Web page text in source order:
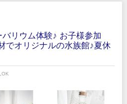
リウム体験♪ お子様参加
でオリジナルの水族館♪夏休
OK